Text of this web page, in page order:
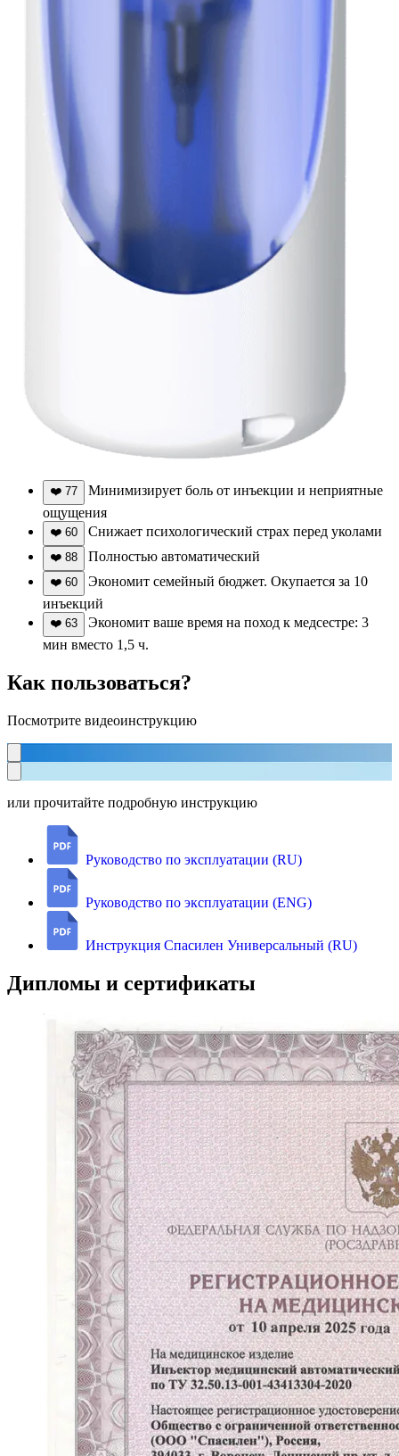
❤️ 77
Минимизирует боль от инъекции и неприятные
ощущения
❤️ 60 Снижает психологический страх перед уколами
❤️ 88 Полностью автоматический
❤️ 60
Экономит семейный бюджет. Окупается за 10
инъекций
❤️ 63
Экономит ваше время на поход к медсестре: 3
мин вместо 1,5 ч.
Как пользоваться?
Посмотрите видеоинструкцию
или прочитайте подробную инструкцию
Руководство по эксплуатации (RU)
Руководство по эксплуатации (ENG)
Инструкция Спасилен Универсальный (RU)
Дипломы и сертификаты